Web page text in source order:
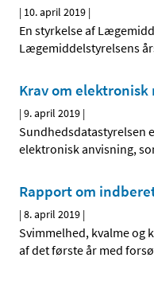
| 10. april 2019 |
En styrkelse af
Lægemiddelstyrelsens
Krav om
|9. april 2019 |
Sundhedsdatastyrelsen
elektronisk anvisning,
Rapport om
|8. april 2019 |
Svimmelhed, kvalme
af det første år med